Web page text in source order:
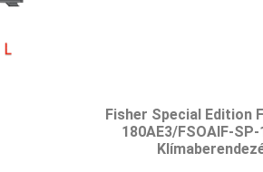
Fisher Special Edition
180AE3/FSOAIF-SP-